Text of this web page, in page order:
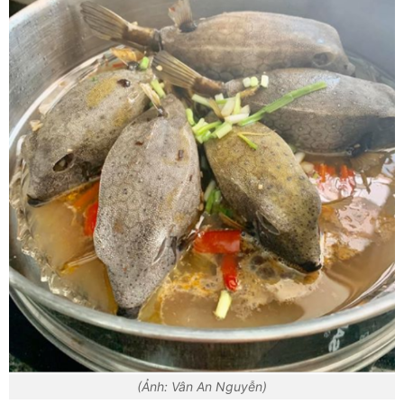
(Ảnh: Vân An Nguyễn)